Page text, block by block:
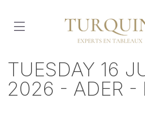
TUESDAY 16
2026 - ADER -